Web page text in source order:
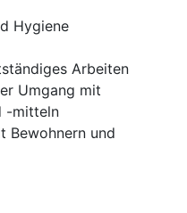
Hygiene
Arbeiten
Umgang mit
-mitteln
Bewohnern und